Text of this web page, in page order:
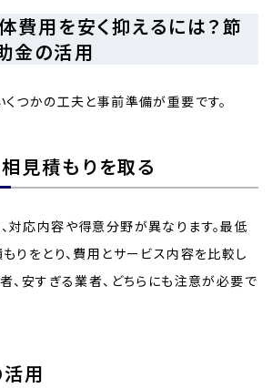
費用を安く抑えるには？節
金の活用
くつかの工夫と事前準備が重要です。
見積もりを取る
対応内容や得意分野が異なります。最低
りをとり、費用とサービス内容を比較し
、安すぎる業者、どちらにも注意が必要で
用